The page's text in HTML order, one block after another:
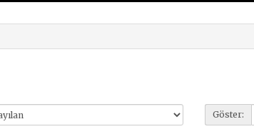
Göster: